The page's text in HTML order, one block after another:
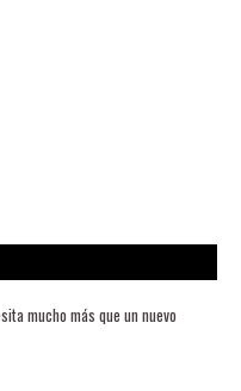
mucho más que un nuevo